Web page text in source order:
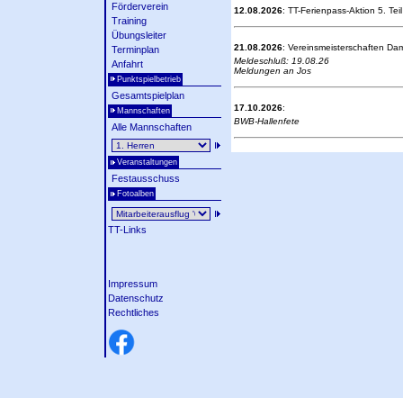
Förderverein
Training
Übungsleiter
Terminplan
Anfahrt
Punktspielbetrieb
Gesamtspielplan
Mannschaften
Alle Mannschaften
Veranstaltungen
Festausschuss
Fotoalben
TT-Links
Impressum
Datenschutz
Rechtliches
12.08.2026: TT-Ferienpass-Aktion 5. Teil
21.08.2026: Vereinsmeisterschaften
Meldeschluß: 19.08.26
Meldungen an Jos
17.10.2026:
BWB-Hallenfete